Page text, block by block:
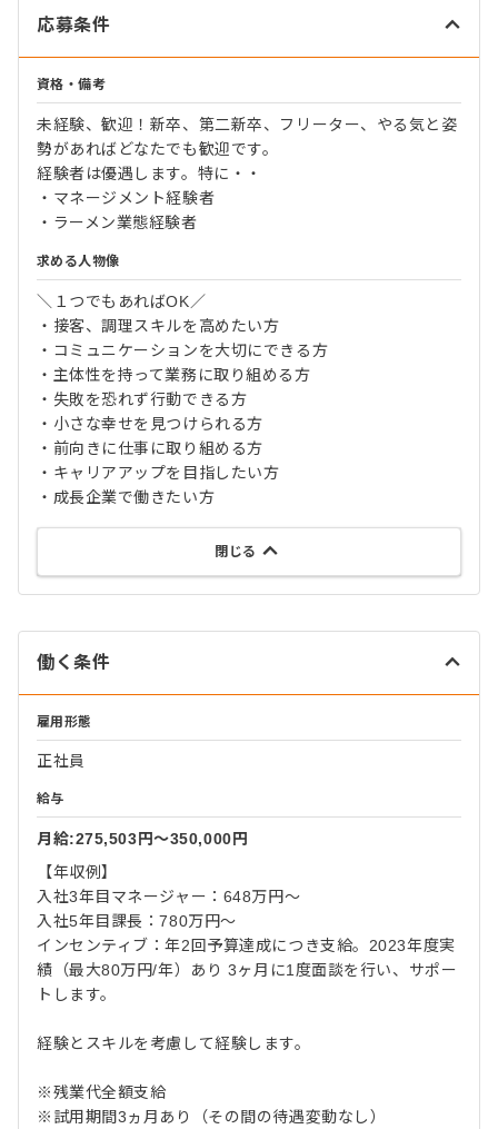
応募条件
資格・備考
未経験、歓迎！新卒、第二新卒、フリーター、やる気と姿
勢があればどなたでも歓迎です。
経験者は優遇します。特に・・
・マネージメント経験者
・ラーメン業態経験者
求める人物像
＼１つでもあればOK／
・接客、調理スキルを高めたい方
・コミュニケーションを大切にできる方
・主体性を持って業務に取り組める方
・失敗を恐れず行動できる方
・小さな幸せを見つけられる方
・前向きに仕事に取り組める方
・キャリアアップを目指したい方
・成長企業で働きたい方
閉じる
働く条件
雇用形態
正社員
給与
月給:275,503円〜350,000円
【年収例】
入社3年目マネージャー：648万円～
入社5年目課長：780万円～
インセンティブ：年2回予算達成につき支給。2023年度実
績（最大80万円/年）あり 3ヶ月に1度面談を行い、サポー
トします。
経験とスキルを考慮して経験します。
※残業代全額支給
※試用期間3ヵ月あり（その間の待遇変動なし）